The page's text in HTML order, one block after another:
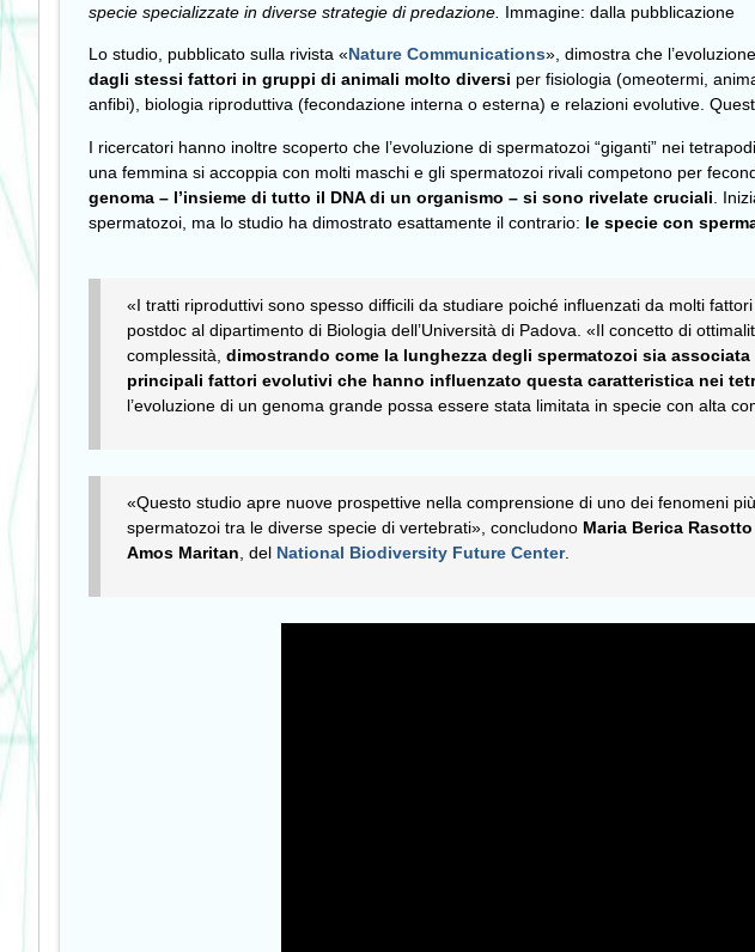
specie specializzate in diverse strategie di predazione. Immagine: dalla pubblicazione
Lo studio, pubblicato sulla rivista «Nature Communications», dimostra che
dagli stessi fattori in gruppi di animali molto diversi per fisiologia (omeotermi,
anfibi), biologia riproduttiva (fecondazione interna o esterna) e relazioni evolutive.
I ricercatori hanno inoltre scoperto che l’evoluzione di spermatozoi “giganti” nei
una femmina si accoppia con molti maschi e gli spermatozoi rivali competono per
genoma – l’insieme di tutto il DNA di un organismo – si sono rivelate cruciali .
spermatozoi, ma lo studio ha dimostrato esattamente il contrario: le specie con
«I tratti riproduttivi sono spesso difficili da studiare poiché influenzati da molti
postdoc al dipartimento di Biologia dell’Università di Padova. «Il concetto di
complessità, dimostrando come la lunghezza degli spermatozoi sia
principali fattori evolutivi che hanno influenzato questa caratteristica nei
l’evoluzione di un genoma grande possa essere stata limitata in specie con alta
«Questo studio apre nuove prospettive nella comprensione di uno dei fenomeni
spermatozoi tra le diverse specie di vertebrati», concludono Maria Berica Rasotto
Amos Maritan , del National Biodiversity Future Center.